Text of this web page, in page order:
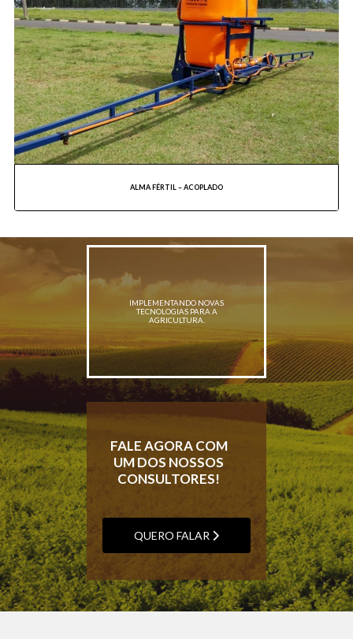
ALMA FÉRTIL – ACOPLADO
IMPLEMENTANDO NOVAS
TECNOLOGIAS PARA A
AGRICULTURA.
FALE AGORA COM
UM DOS NOSSOS
CONSULTORES!
QUERO FALAR